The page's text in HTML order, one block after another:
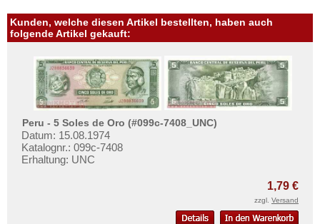
Kunden, welche diesen Artikel bestellten, haben auch
folgende Artikel gekauft:
Peru - 5 Soles de Oro (#099c-7408_UNC)
Datum: 15.08.1974
Katalognr.: 099c-7408
Erhaltung: UNC
1,79 €
zzgl. Versand